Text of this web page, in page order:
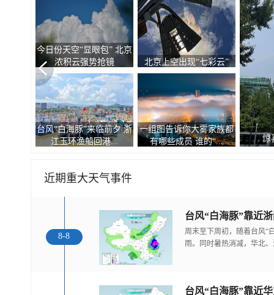
今日份天空“显眼包” 北京
浓积云强势抢镜
北京上空出现“七彩云”
台风“白海豚”来临前夕 浙
江玉环渔船回港...
一组图告诉你大雾家族都
有哪些成员 谁的“...
惊
近期重大天气事件
8-8
台风“白海豚”靠近
周末至下周初，随着台风“
雨。同时暑热消减，华北